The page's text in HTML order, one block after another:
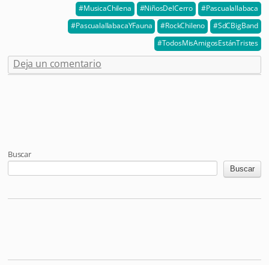
MusicaChilena
NiñosDelCerro
PascualaIlabaca
PascualaIlabacaYFauna
RockChileno
SdCBigBand
TodosMisAmigosEstánTristes
Deja un comentario
Buscar
Buscar